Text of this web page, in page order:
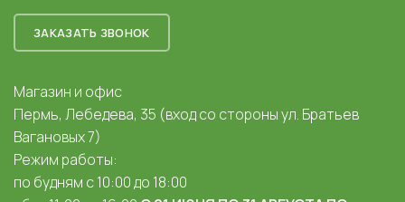
ЗАКАЗАТЬ ЗВОНОК
Магазин и офис
Пермь, Лебедева, 35 (вход со стороны ул. Братьев
Вагановых 7)
Режим работы:
по будням с 10:00 до 18:00